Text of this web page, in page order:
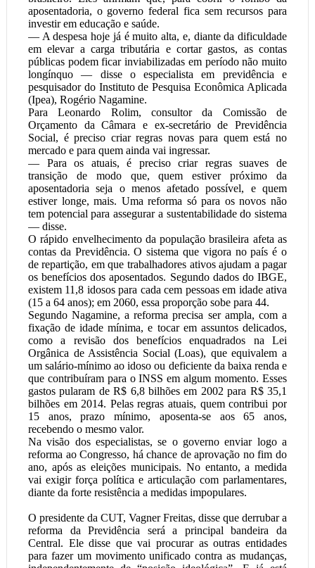
aposentadoria, o governo federal fica sem recursos para
investir em educação e saúde.
— A despesa hoje já é muito alta, e, diante da dificuldade
em elevar a carga tributária e cortar gastos, as contas
públicas podem ficar inviabilizadas em período não muito
longínquo — disse o especialista em previdência e
pesquisador do Instituto de Pesquisa Econômica Aplicada
(Ipea), Rogério Nagamine.
Para Leonardo Rolim, consultor da Comissão de
Orçamento da Câmara e ex-secretário de Previdência
Social, é preciso criar regras novas para quem está no
mercado e para quem ainda vai ingressar.
— Para os atuais, é preciso criar regras suaves de
transição de modo que, quem estiver próximo da
aposentadoria seja o menos afetado possível, e quem
estiver longe, mais. Uma reforma só para os novos não
tem potencial para assegurar a sustentabilidade do sistema
— disse.
O rápido envelhecimento da população brasileira afeta as
contas da Previdência. O sistema que vigora no país é o
de repartição, em que trabalhadores ativos ajudam a pagar
os benefícios dos aposentados. Segundo dados do IBGE,
existem 11,8 idosos para cada cem pessoas em idade ativa
(15 a 64 anos); em 2060, essa proporção sobe para 44.
Segundo Nagamine, a reforma precisa ser ampla, com a
fixação de idade mínima, e tocar em assuntos delicados,
como a revisão dos benefícios enquadrados na Lei
Orgânica de Assistência Social (Loas), que equivalem a
um salário-mínimo ao idoso ou deficiente da baixa renda e
que contribuíram para o INSS em algum momento. Esses
gastos pularam de R$ 6,8 bilhões em 2002 para R$ 35,1
bilhões em 2014. Pelas regras atuais, quem contribui por
15 anos, prazo mínimo, aposenta-se aos 65 anos,
recebendo o mesmo valor.
Na visão dos especialistas, se o governo enviar logo a
reforma ao Congresso, há chance de aprovação no fim do
ano, após as eleições municipais. No entanto, a medida
vai exigir força política e articulação com parlamentares,
diante da forte resistência a medidas impopulares.
O presidente da CUT, Vagner Freitas, disse que derrubar a
reforma da Previdência será a principal bandeira da
Central. Ele disse que vai procurar as outras entidades
para fazer um movimento unificado contra as mudanças,